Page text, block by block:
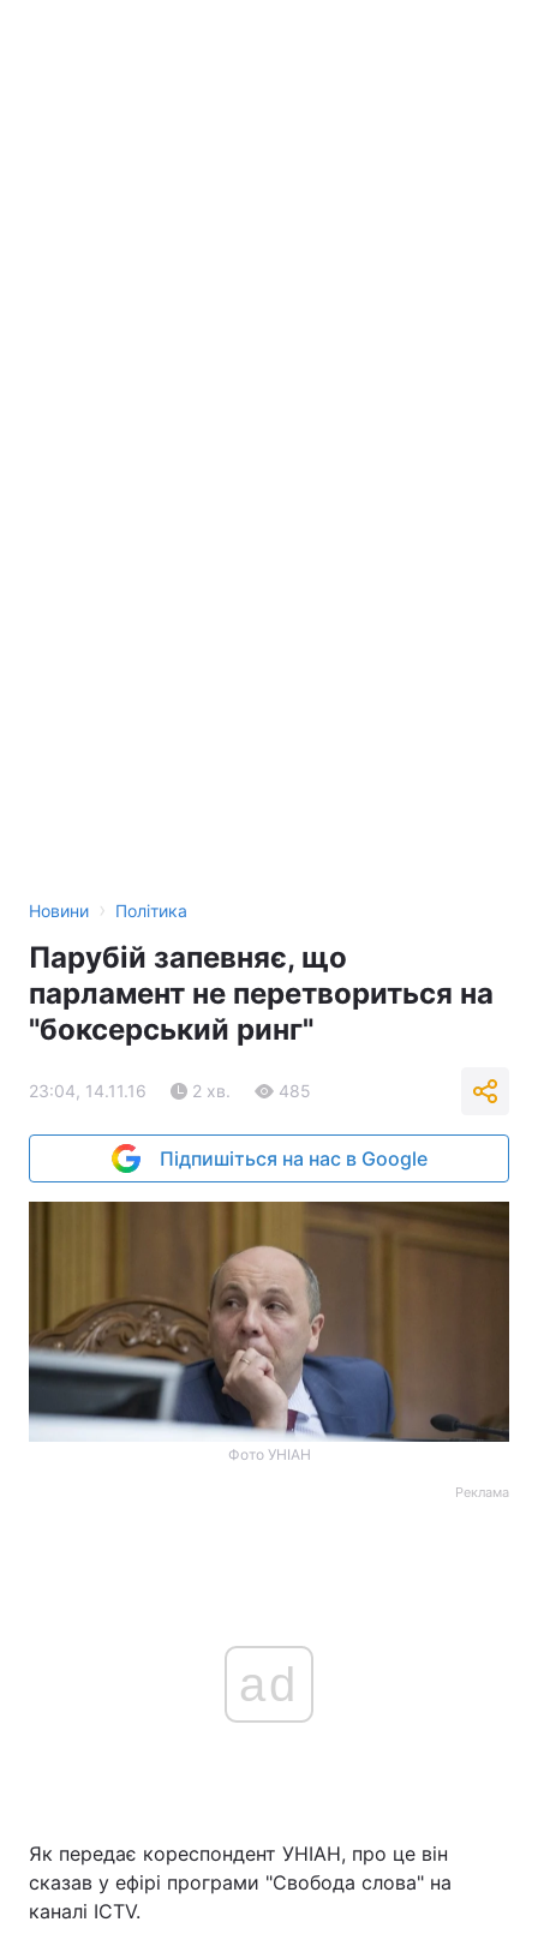
Новини › Політика
Парубій запевняє, що
парламент не перетвориться на
"боксерський ринг"
23:04, 14.11.16 2 хв. 485
Підпишіться на нас в Google
Фото УНІАН
Реклама
ad
Як передає кореспондент УНІАН, про це він
сказав у ефірі програми "Свобода слова" на
каналі ICTV.